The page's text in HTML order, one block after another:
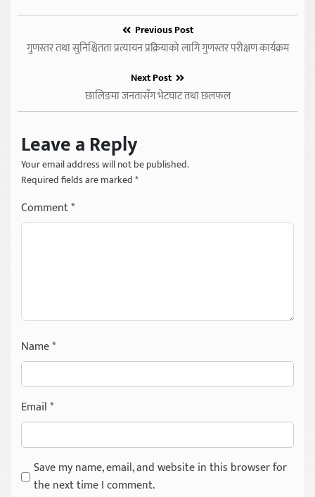
Previous Post
गुणस्तर तथा सुनिश्चितता प्रत्यायन प्रक्रियाको लागि गुणस्तर परीक्षण कार्यक्रम
Next Post
छालिङमा जनतासँग भेटघाट तथा छलफल
Leave a Reply
Your email address will not be published.
Required fields are marked*
Comment*
Name*
Email*
Save my name, email, and website in this browser for
the next time I comment.